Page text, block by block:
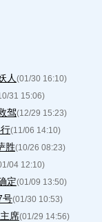
人 (01/30 16:10)
31 15:06)
驾(12/29 15:23)
(11/06 14:10)
胜(10/26 08:23)
04 12:10)
定(01/09 13:50)
号(01/30 10:53)
席(01/29 14:56)